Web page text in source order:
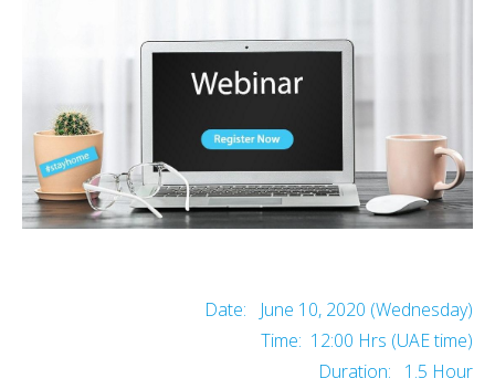
Date: June 10, 2020 (Wednesday)
Time: 12:00 Hrs (UAE time)
Duration: 1.5 Hour